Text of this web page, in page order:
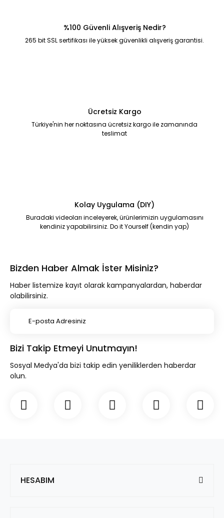
%100 Güvenli Alışveriş Nedir?
265 bit SSL sertifikası ile yüksek güvenlikli alışveriş garantisi.
Ücretsiz Kargo
Türkiye'nin her noktasına ücretsiz kargo ile zamanında
teslimat
Kolay Uygulama (DIY)
Buradaki videoları inceleyerek, ürünlerimizin uygulamasını
kendiniz yapabilirsiniz. Do it Yourself (kendin yap)
Bizden Haber Almak İster Misiniz?
Haber listemize kayıt olarak kampanyalardan, haberdar
olabilirsiniz.
Bizi Takip Etmeyi Unutmayın!
Sosyal Medya'da bizi takip edin yeniliklerden haberdar
olun.
HESABIM